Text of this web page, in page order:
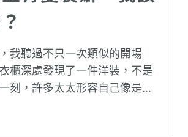
我聽過不只一次類似的開場
櫃深處發現了一件洋裝，不是
刻，許多太太形容自己像是踩